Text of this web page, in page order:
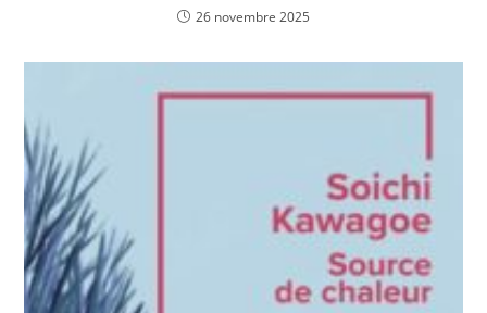
26 novembre 2025